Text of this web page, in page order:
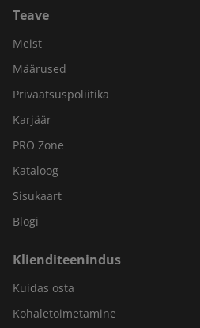
Teave
Meist
Määrused
Privaatsuspoliitika
Karjäär
PRO Zone
Kataloog
Sisukaart
Blogi
Klienditeenindus
Kuidas osta
Kohaletoimetamine